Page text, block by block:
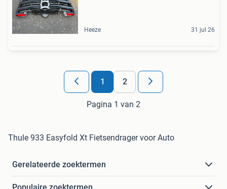
Heeze 31 jul 26
1 2
Pagina 1 van 2
Thule 933 Easyfold Xt Fietsendrager voor Auto
Gerelateerde zoektermen